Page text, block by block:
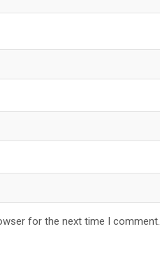
for the next time I comment.